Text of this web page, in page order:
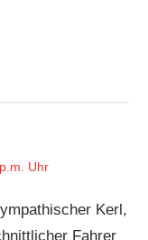
Uhr
Kerl,
Fahrer